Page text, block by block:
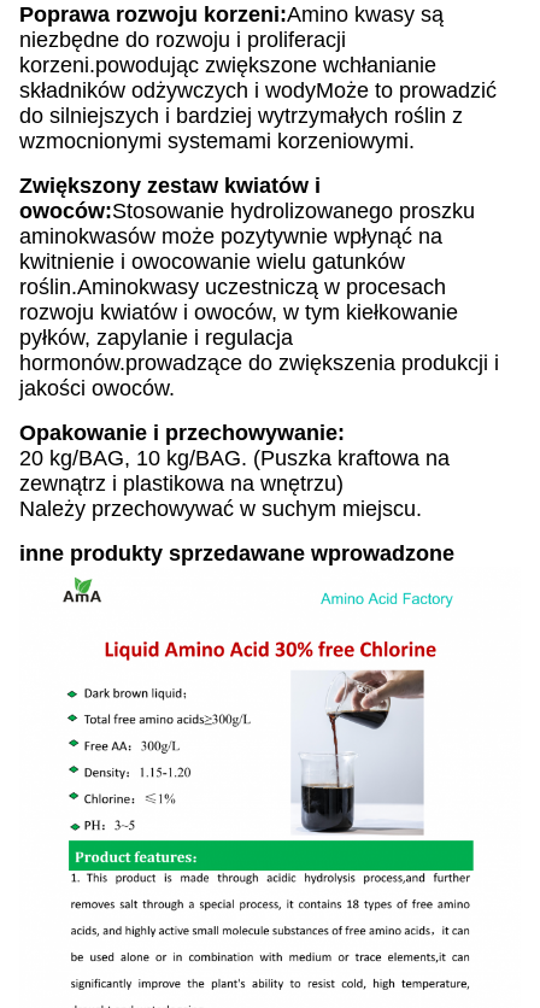
Poprawa rozwoju korzeni:Amino kwasy są
niezbędne do rozwoju i proliferacji
korzeni.powodując zwiększone wchłanianie
składników odżywczych i wodyMoże to prowadzić
do silniejszych i bardziej wytrzymałych roślin z
wzmocnionymi systemami korzeniowymi.
Zwiększony zestaw kwiatów i
owoców:Stosowanie hydrolizowanego proszku
aminokwasów może pozytywnie wpłynąć na
kwitnienie i owocowanie wielu gatunków
roślin.Aminokwasy uczestniczą w procesach
rozwoju kwiatów i owoców, w tym kiełkowanie
pyłków, zapylanie i regulacja
hormonów.prowadzące do zwiększenia produkcji i
jakości owoców.
Opakowanie i przechowywanie:
20 kg/BAG, 10 kg/BAG. (Puszka kraftowa na
zewnątrz i plastikowa na wnętrzu)
Należy przechowywać w suchym miejscu.
inne produkty sprzedawane wprowadzone